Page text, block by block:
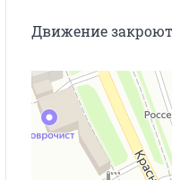
Движение